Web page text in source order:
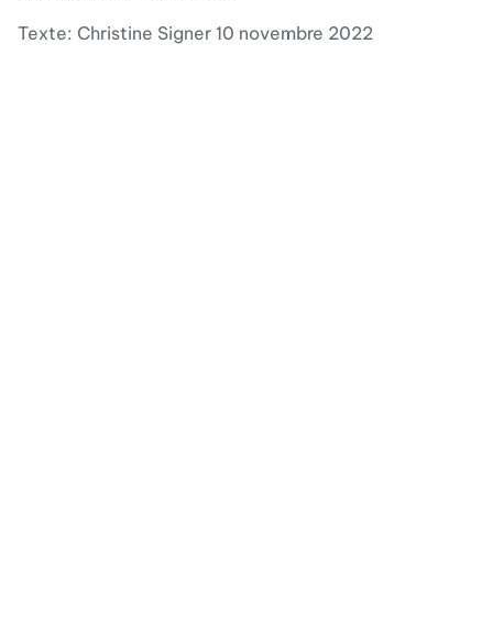
Texte: Christine Signer 10 novembre 2022